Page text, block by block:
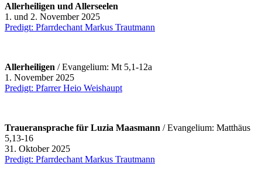
Allerheiligen und Allerseelen
1. und 2. November 2025
Predigt: Pfarrdechant Markus Trautmann
Allerheiligen / Evangelium: Mt 5,1-12a
1. November 2025
Predigt: Pfarrer Heio Weishaupt
Traueransprache für Luzia Maasmann / Evangelium: Matthäus
5,13-16
31. Oktober 2025
Predigt: Pfarrdechant Markus Trautmann